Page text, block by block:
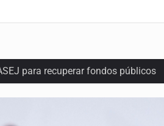
para recuperar fondos públicos
de fraude inmobiliario en Zapopan
y amenzas contra su pareja